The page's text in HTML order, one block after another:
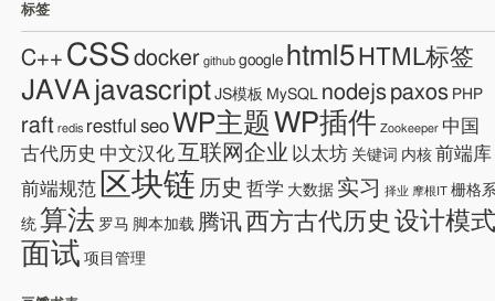
标签
C++ CSS docker github google html5 HTML标签
JAVA javascript JS模板 MySQL nodejs paxos PHP
raft redis restful seoWP主题 WP插件 Zookeeper 中国
古代历史 中文汉化 互联网企业 以太坊 关键词 内核 前端库
前端规范 区块链 历史 哲学 大数据 实习 择业 摩根IT 栅格
统 算法 罗马 脚本加载 腾讯 西方古代历史 设计模
面试 项目管理